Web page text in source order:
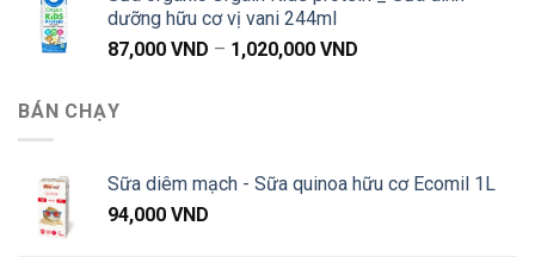
dưỡng hữu cơ vị vani 244ml
87,000 VND – 1,020,000 VND
1,020,000 VND
BÁN CHẠY
Sữa diêm mạch - Sữa quinoa hữu cơ Ecomil 1L
94,000 VND